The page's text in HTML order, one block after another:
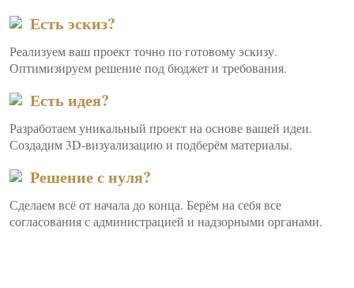
Есть эскиз?
Реализуем ваш проект точно по готовому эскизу.
Оптимизируем решение под бюджет и требования.
Есть идея?
Разработаем уникальный проект на основе вашей идеи.
Создадим 3D-визуализацию и подберём материалы.
Решение с нуля?
Сделаем всё от начала до конца. Берём на себя все
согласования с администрацией и надзорными органами.